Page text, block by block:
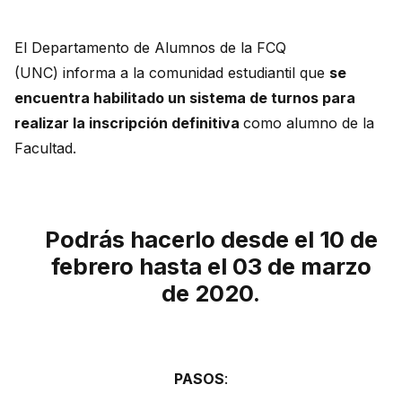
El Departamento de Alumnos de la FCQ
(UNC) informa a la comunidad estudiantil que se
encuentra habilitado un sistema de turnos para
realizar la inscripción definitiva como alumno de la
Facultad.
Podrás hacerlo desde el 10 de
febrero hasta el 03 de marzo
de 2020.
PASOS: